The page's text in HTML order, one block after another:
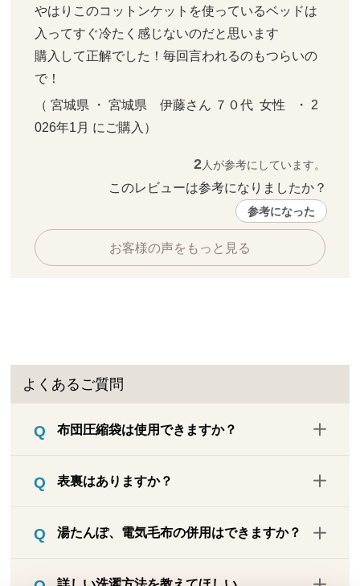
やはりこのコットンケットを使っているベッドは
入ってすぐ冷たく感じないのだと思います
購入して正解でした！毎回言われるのもつらいの
で！
（ 宮城県 ・ 宮城県　伊藤さん ７０代  女性   ・ 2
026年1月 にご購入）
2人が参考にしています。
このレビューは参考になりましたか？
参考になった
お客様の声をもっと見る
よくあるご質問
布団圧縮袋は使用できますか？
表裏はありますか？
ー）を肌側にしてご使用ください。
湯たんぽ、電気毛布の併用はできますか？